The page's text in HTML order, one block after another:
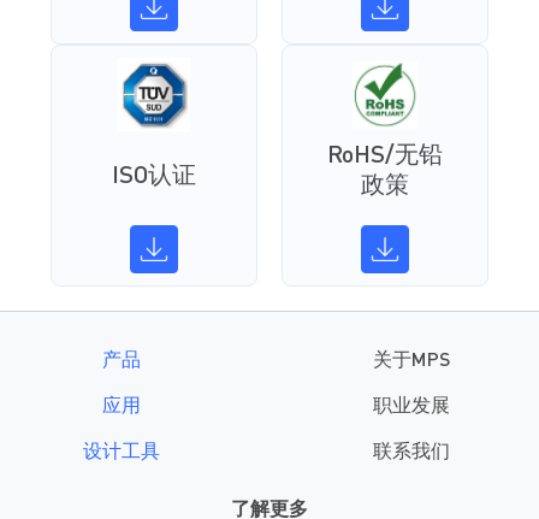
ISO认证
RoHS/无铅
政策
产品
应用
设计工具
关于MPS
职业发展
联系我们
了解更多